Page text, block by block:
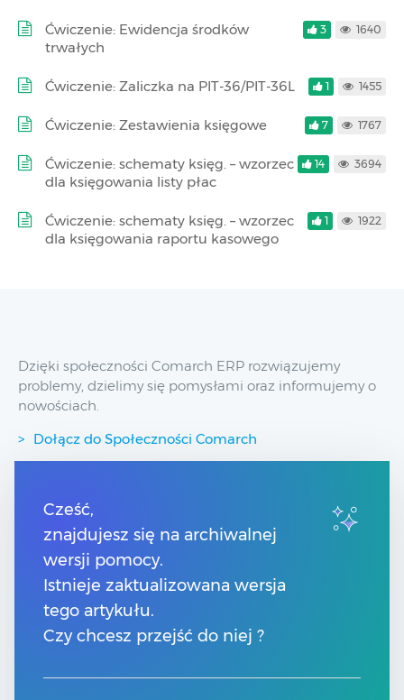
Ćwiczenie: Ewidencja środków
trwałych
3 1640
Ćwiczenie: Zaliczka na PIT-36/PIT-36L 1 1455
Ćwiczenie: Zestawienia księgowe 7 1767
Ćwiczenie: schematy księg. – wzorzec
dla księgowania listy płac
14 3694
Ćwiczenie: schematy księg. – wzorzec
dla księgowania raportu kasowego
1 1922
Dzięki społeczności Comarch ERP rozwiązujemy
problemy, dzielimy się pomysłami oraz informujemy o
nowościach.
Dołącz do Społeczności Comarch
Przydatne linki
Spis treści
Pomoc Comarch Betterfly
Pomoc Comarch e-Sklep
Pomoc Comarch HRM
Kontakt
Znajdź Partnera Comarch
Cześć,
znajdujesz się na archiwalnej
wersji pomocy.
Istnieje zaktualizowana wersja
tego artykułu.
Czy chcesz przejść do niej ?